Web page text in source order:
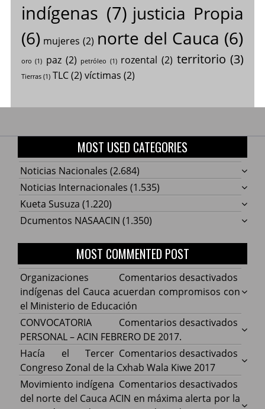
indígenas (7) justicia Propia
(6) mujeres (2) norte del Cauca (6)
oro (1) paz (2) petróleo (1) rozental (2) territorio (3)
Tierras(1) TLC(2) víctimas (2)
MOST USED CATEGORIES
Noticias Nacionales (2.684)
Noticias Internacionales (1.535)
Kueta Susuza (1.220)
Dcumentos NASAACIN (1.350)
MOST COMMENTED POST
Comentarios desactivados
Cauca
con
Organizaciones
indígenas del Cauca acuerdan compromisos con
el Ministerio de Educación
Comentarios desactivados
ACIN
CONVOCATORIA
PERSONAL – ACIN FEBRERO DE 2017.
Comentarios desactivados
Hacía
Hacía el Tercer
Congreso Zonal de la Cxhab Wala Kiwe 2017
Comentarios desactivados
Movimiento indígena
del norte del Cauca ACIN en máxima alerta por la